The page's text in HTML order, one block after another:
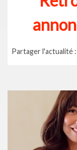
Partager l'actualité :